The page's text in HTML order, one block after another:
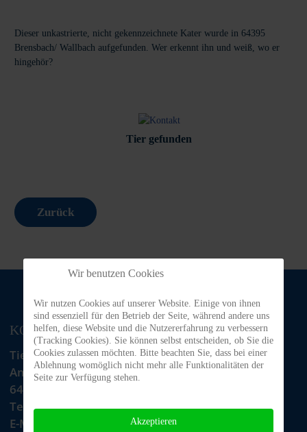
Dieser unkastrierte, nicht gekennzeichnete Kater wurde in 64395
Brensbach/ Wallbach aufgefunden. Wer erkennt ihn und weiß, wo er
hingehör?
Tier gefunden
Zurück
KONTAKT
Tiere in Not Odenwald e.V.
Am Morsberg 1
64385 Reichelsheim
Telefon: 06063 / 939 848
E-Mail: tino@tiere-in-not-odenwald.de
Wir benutzen Cookies
Wir nutzen Cookies auf unserer Website. Einige von ihnen
sind essenziell für den Betrieb der Seite, während andere uns
helfen, diese Website und die Nutzererfahrung zu verbessern
(Tracking Cookies). Sie können selbst entscheiden, ob Sie die
Cookies zulassen möchten. Bitte beachten Sie, dass bei einer
Ablehnung womöglich nicht mehr alle Funktionalitäten der
Seite zur Verfügung stehen.
Akzeptieren